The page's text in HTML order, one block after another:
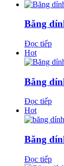
Băng
Đọc tiếp
Hot
Băng
Đọc tiếp
Hot
Băng
Đọc tiếp